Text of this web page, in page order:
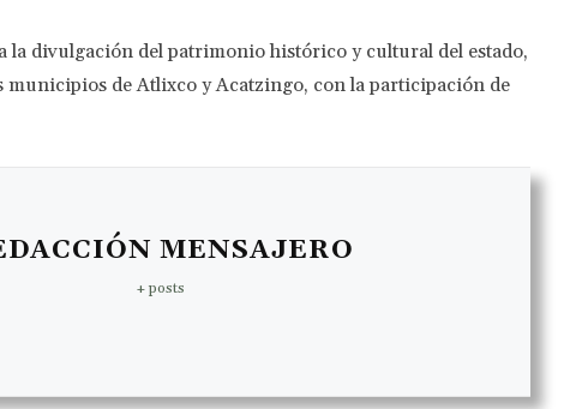
la divulgación del patrimonio histórico y cultural del estado,
de Atlixco y Acatzingo, con la participación de
MENSAJERO
+ posts